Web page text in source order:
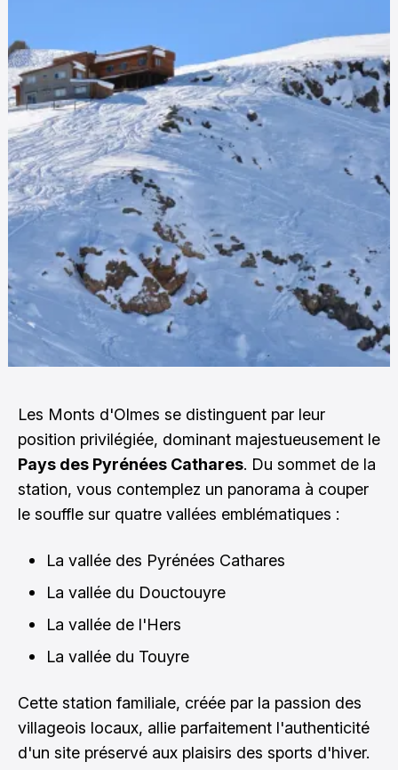
Les Monts d'Olmes se distinguent par leur
position privilégiée, dominant majestueusement le
Pays des Pyrénées Cathares. Du sommet de la
station, vous contemplez un panorama à couper
le souffle sur quatre vallées emblématiques :
La vallée des Pyrénées Cathares
La vallée du Douctouyre
La vallée de l'Hers
La vallée du Touyre
Cette station familiale, créée par la passion des
villageois locaux, allie parfaitement l'authenticité
d'un site préservé aux plaisirs des sports d'hiver.